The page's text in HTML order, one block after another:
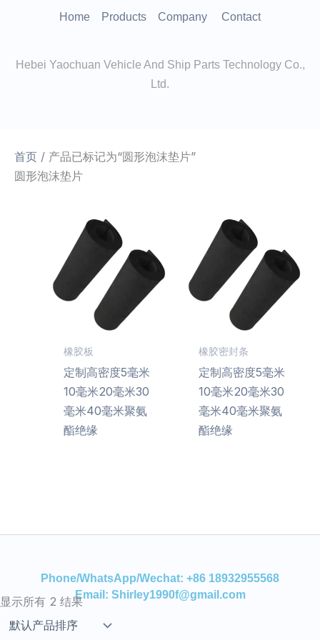
Home Products Company Contact
Hebei Yaochuan Vehicle And Ship Parts Technology Co.,
Ltd.
首页 / 产品已标记为“圆形泡沫垫片”
圆形泡沫垫片
显示所有 2 结果
橡胶板
定制高密度5毫米
10毫米20毫米30
毫米40毫米聚氨
酯绝缘
橡胶密封条
定制高密度5毫米
10毫米20毫米30
毫米40毫米聚氨
酯绝缘
Phone/WhatsApp/Wechat: +86 18932955568
Email: Shirley1990f@gmail.com